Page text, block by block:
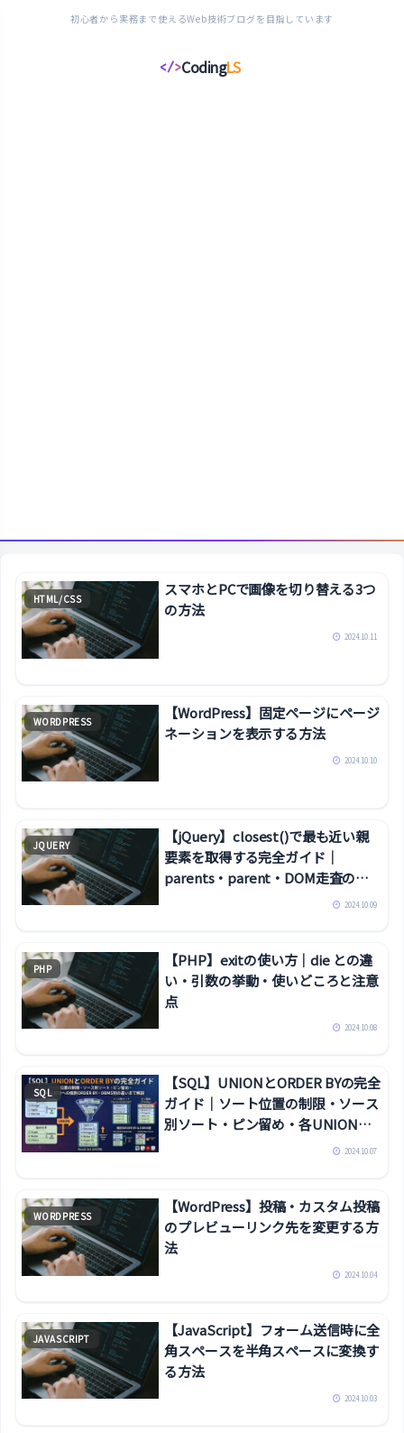
初心者から実務まで使えるWeb技術ブログを目指しています
</>CodingLS
コ
HTML/CSS
スマホとPCで画像を切り替える3つ
の方法
2024.10.11
WORDPRESS
【WordPress】固定ページにページ
ネーションを表示する方法
2024.10.10
JQUERY
【jQuery】closest()で最も近い親
要素を取得する完全ガイド｜
parents・parent・DOM走査の使
2024.10.09
PHP
【PHP】exitの使い方｜die との違
い・引数の挙動・使いどころと注意
点
2024.10.08
SQL
【SQL】UNIONとORDER BYの完全
ガイド｜ソート位置の制限・ソース
別ソート・ピン留め・各UNION部
分への個別ORDER BY・DBMS別の
2024.10.07
WORDPRESS
【WordPress】投稿・カスタム投稿
のプレビューリンク先を変更する方
法
2024.10.04
JAVASCRIPT
【JavaScript】フォーム送信時に全
角スペースを半角スペースに変換す
る方法
2024.10.03